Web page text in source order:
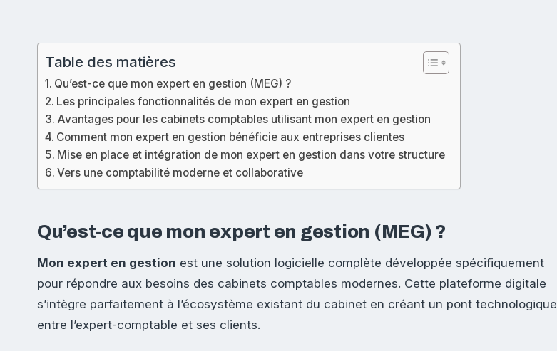
Table des matières
Qu’est-ce que mon expert en gestion (MEG) ?
Les principales fonctionnalités de mon expert en gestion
Avantages pour les cabinets comptables utilisant mon expert en gestion
Comment mon expert en gestion bénéficie aux entreprises clientes
Mise en place et intégration de mon expert en gestion dans votre structure
Vers une comptabilité moderne et collaborative
Qu’est-ce que mon expert en gestion (MEG) ?
Mon expert en gestion est une solution logicielle complète développée spécifiquement
pour répondre aux besoins des cabinets comptables modernes. Cette plateforme digitale
s’intègre parfaitement à l’écosystème existant du cabinet en créant un pont technologique
entre l’expert-comptable et ses clients.